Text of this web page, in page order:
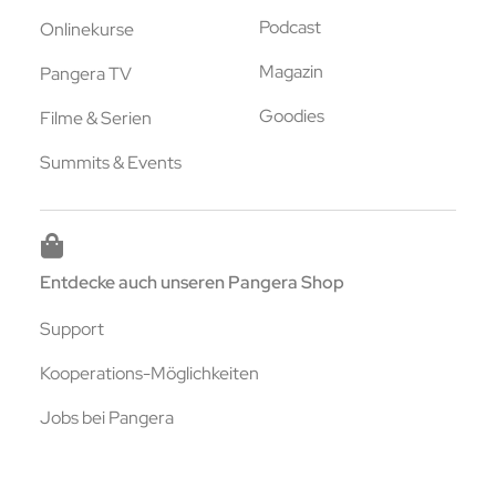
Onlinekurse
Pangera TV
Filme & Serien
Summits & Events
Podcast
Magazin
Goodies
Entdecke auch unseren Pangera Shop
Support
Kooperations-Möglichkeiten
Jobs bei Pangera